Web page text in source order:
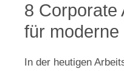
8 Corporate
für moderne
In der heutigen